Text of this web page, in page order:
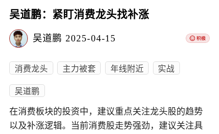
吴道鹏：紧盯消费龙头找补涨
吴道鹏 2025-04-15
消费龙头 主力被套 年线附近
实战
吴道鹏
在消费板块的投资中，建议重点关注龙头股的趋势
以及补涨逻辑。当前消费股走势强劲，建议关注具